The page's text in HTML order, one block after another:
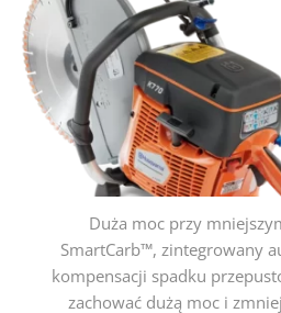
Duża moc przy
SmartCarb™, zintegrowany
kompensacji spadku
zachować dużą moc i